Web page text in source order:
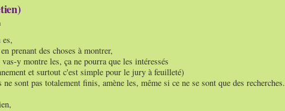
prenant des choses à montrer,
y montre les, ça ne pourra que les intéressés
et surtout c'est simple pour le jury à feuilleté)
sont pas totalement finis, amène les, même si ce ne se sont que des recherches.